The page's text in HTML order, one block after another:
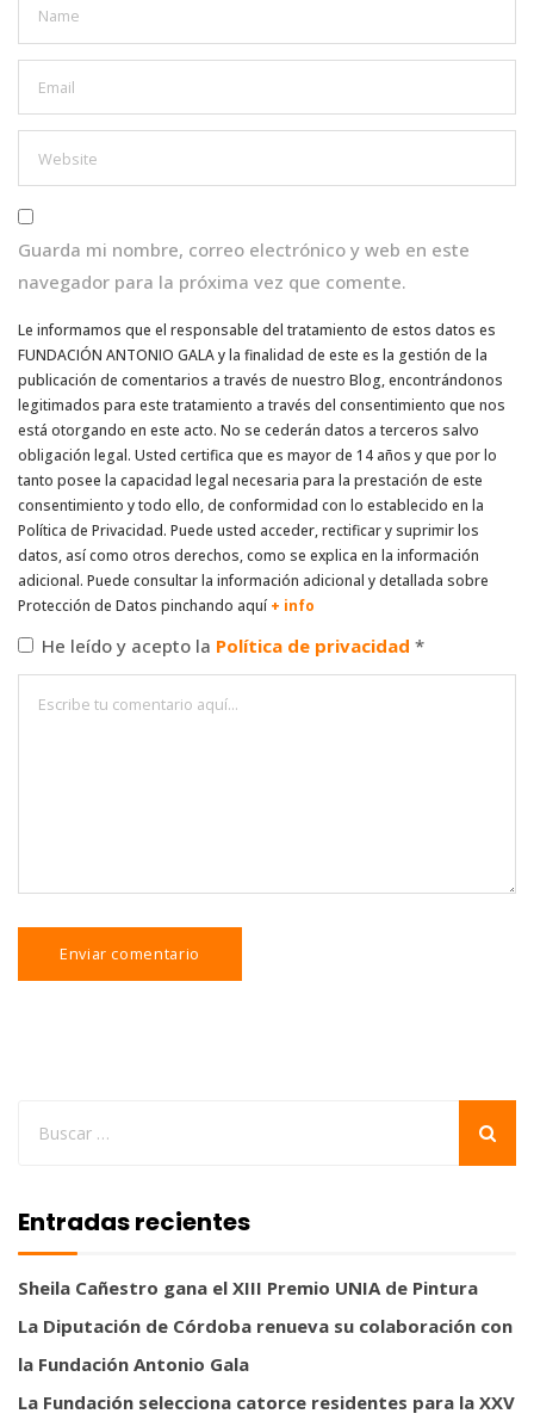
Guarda mi nombre, correo electrónico y web en este
navegador para la próxima vez que comente.
Le informamos que el responsable del tratamiento de estos datos es
FUNDACIÓN ANTONIO GALA y la finalidad de este es la gestión de la
publicación de comentarios a través de nuestro Blog, encontrándonos
legitimados para este tratamiento a través del consentimiento que nos
está otorgando en este acto. No se cederán datos a terceros salvo
obligación legal. Usted certifica que es mayor de 14 años y que por lo
tanto posee la capacidad legal necesaria para la prestación de este
consentimiento y todo ello, de conformidad con lo establecido en la
Política de Privacidad. Puede usted acceder, rectificar y suprimir los
datos, así como otros derechos, como se explica en la información
adicional. Puede consultar la información adicional y detallada sobre
Protección de Datos pinchando aquí + info
He leído y acepto la Política de privacidad *
Entradas recientes
Sheila Cañestro gana el XIII Premio UNIA de Pintura
La Diputación de Córdoba renueva su colaboración con
la Fundación Antonio Gala
La Fundación selecciona catorce residentes para la XXV